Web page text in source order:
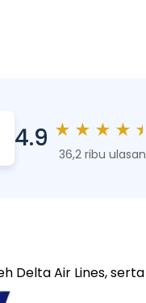
4.9 ★ ★ ★ ★
36,2 ribu ulasan
Delta Air Lines, serta